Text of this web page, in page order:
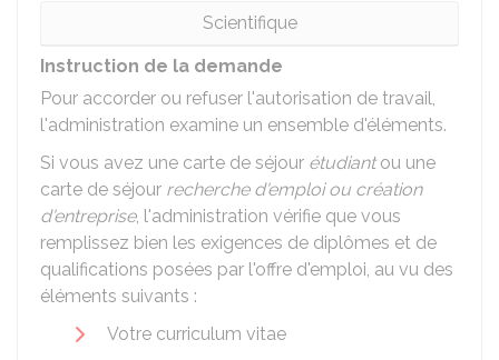
Scientifique
Instruction de la demande
Pour accorder ou refuser l'autorisation de travail,
l'administration examine un ensemble d'éléments.
Si vous avez une carte de séjour étudiantou une
carte de séjour recherche d'emploi ou création
d'entreprise, l'administration vérifie que vous
remplissez bien les exigences de diplômes et de
qualifications posées par l'offre d'emploi, au vu des
éléments suivants :
Votre curriculum vitae